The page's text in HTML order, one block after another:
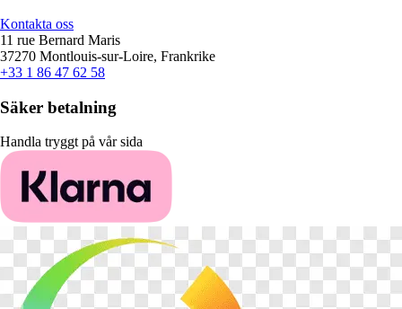
Kontakta oss
11 rue Bernard Maris
37270 Montlouis-sur-Loire, Frankrike
+33 1 86 47 62 58
Säker betalning
Handla tryggt på vår sida